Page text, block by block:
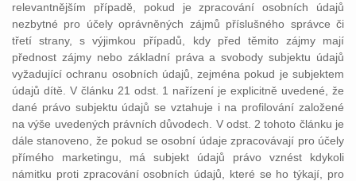
relevantnějším případě, pokud je zpracování osobních údajů
nezbytné pro účely oprávněných zájmů příslušného správce či
třetí strany, s výjimkou případů, kdy před těmito zájmy mají
přednost zájmy nebo základní práva a svobody subjektu údajů
vyžadující ochranu osobních údajů, zejména pokud je subjektem
údajů dítě. V článku 21 odst. 1 nařízení je explicitně uvedené, že
dané právo subjektu údajů se vztahuje i na profilování založené
na výše uvedených právních důvodech. V odst. 2 tohoto článku je
dále stanoveno, že pokud se osobní údaje zpracovávají pro účely
přímého marketingu, má subjekt údajů právo vznést kdykoli
námitku proti zpracování osobních údajů, které se ho týkají, pro